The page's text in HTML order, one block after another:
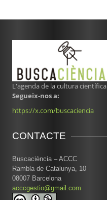
L'agenda de la cultura científica
Segueix-nos a:
https://x.com/buscaciencia
CONTACTE
Buscaciència – ACCC
Rambla de Catalunya, 10
08007 Barcelona
acccgestio@gmail.com